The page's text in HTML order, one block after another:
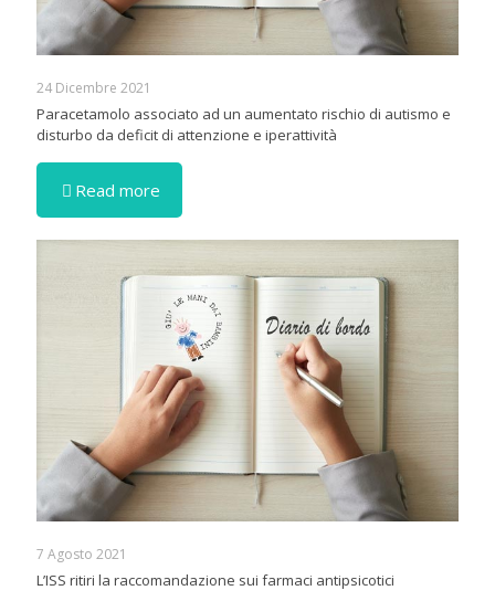
24 Dicembre 2021
Paracetamolo associato ad un aumentato rischio di autismo e
disturbo da deficit di attenzione e iperattività
Read more
7 Agosto 2021
L’ISS ritiri la raccomandazione sui farmaci antipsicotici